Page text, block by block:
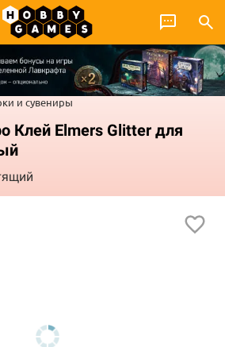
и сувениры
Клей Elmers Glitter для